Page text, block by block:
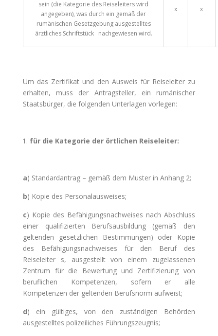
sein (die Kategorie des Reiseleiters wird
angegeben), was durch ein gemäß der
rumänischen Gesetzgebung ausgestelltes
ärztliches Schriftstück nachgewiesen wird.
x x
Um das Zertifikat und den Ausweis für Reiseleiter zu
erhalten, muss der Antragsteller, ein rumänischer
Staatsbürger, die folgenden Unterlagen vorlegen:
für die Kategorie der örtlichen Reiseleiter:
a) Standardantrag – gemäß dem Muster in Anhang 2;
b) Kopie des Personalausweises;
c) Kopie des Befähigungsnachweises nach Abschluss
einer qualifizierten Berufsausbildung (gemäß den
geltenden gesetzlichen Bestimmungen) oder Kopie
des Befähigungsnachweises für den Beruf des
Reiseleiter s, ausgestellt von einem zugelassenen
Zentrum für die Bewertung und Zertifizierung von
beruflichen Kompetenzen, sofern er alle
Kompetenzen der geltenden Berufsnorm aufweist;
d) ein gültiges, von den zuständigen Behörden
ausgestelltes polizeiliches Führungszeugnis;